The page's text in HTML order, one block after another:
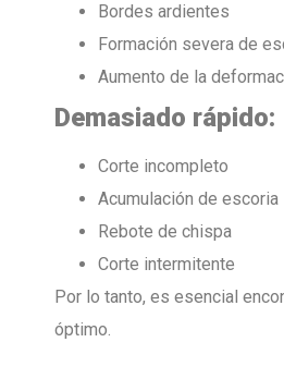
Bordes ardientes
Formación severa de
Aumento de la
Demasiado rápido:
Corte incompleto
Acumulación de escoria
Rebote de chispa
Corte intermitente
Por lo tanto, es esencial
óptimo.